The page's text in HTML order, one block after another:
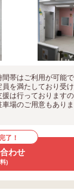
帯はご利用が可能
を満たしており受
は行っております
場のご用意もあり
了！
わせ
)